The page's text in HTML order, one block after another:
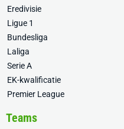
Eredivisie
Ligue 1
Bundesliga
Laliga
Serie A
EK-kwalificatie
Premier League
Teams